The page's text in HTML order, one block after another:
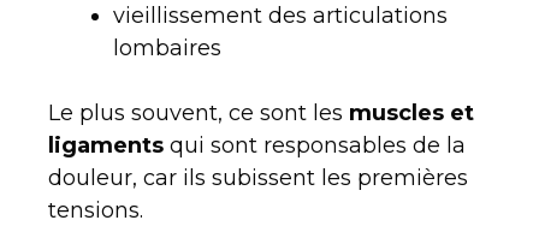
vieillissement des articulations
lombaires
Le plus souvent, ce sont les muscles et
ligaments qui sont responsables de la
douleur, car ils subissent les premières
tensions.